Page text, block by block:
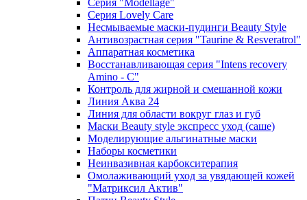
Серия "Modellage"
Cерия Lovely Care
Несмываемые маски-пудинги Beauty Style
Антивозрастная серия "Taurine & Resveratrol"
Аппаратная косметика
Восстанавливающая серия "Intens recovery
Amino - C"
Контроль для жирной и смешанной кожи
Линия Аква 24
Линия для области вокруг глаз и губ
Маски Beauty style экспресс уход (саше)
Моделирующие альгинатные маски
Наборы косметики
Неинвазивная карбокситерапия
Омолаживающий уход за увядающей кожей
"Матриксил Актив"